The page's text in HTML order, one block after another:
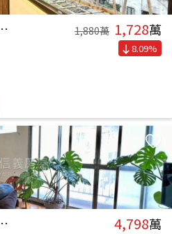
美妝２房 1,880萬 1,728萬
8.09%
持分住家 4,798萬